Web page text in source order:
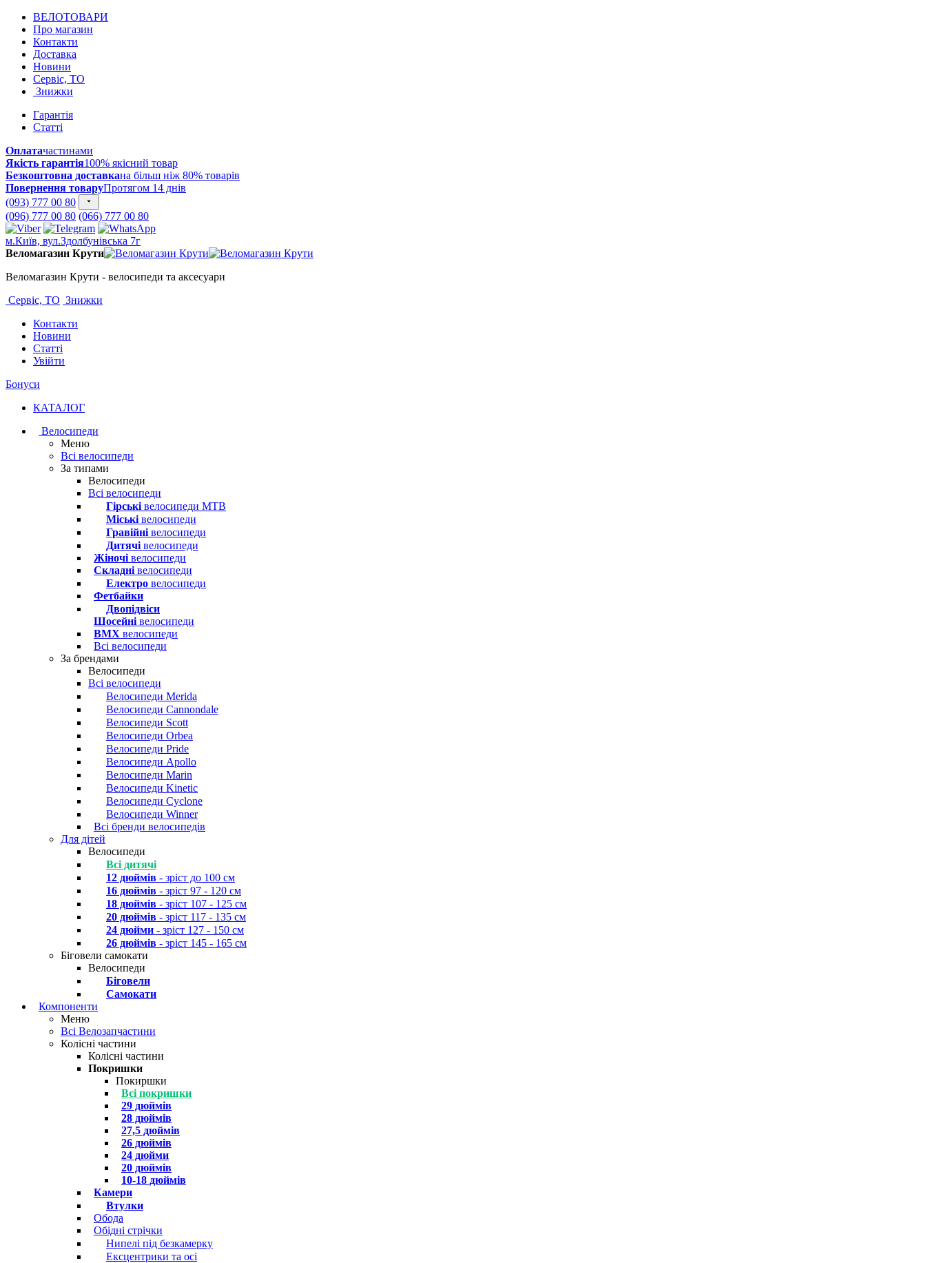
ВЕЛОТОВАРИ
Про магазин
Контакти
Доставка
Новини
Сервіс, ТО
Знижки
Гарантія
Статті
Оплатачастинами
Якість гарантія100% якісний товар
Безкоштовна доставкана більш ніж 80% товарів
Повернення товаруПротягом 14 днів
(093) 777 00 80
(096) 777 00 80 (066) 777 00 80
м.Київ, вул.Здолбунівська 7г
Веломагазин Крути
Веломагазин Крути - велосипеди та аксесуари
Сервіс, ТО Знижки
Контакти
Новини
Статті
Увійти
Бонуси
КАТАЛОГ
Велосипеди
Меню
Всі велосипеди
За типами
Велосипеди
Всі велосипеди
Гірські велосипеди MTB
Міські велосипеди
Гравійні велосипеди
Дитячі велосипеди
Жіночі велосипеди
Складні велосипеди
Електро велосипеди
Фетбайки
Двопідвіси
Шосейні велосипеди
BMX велосипеди
Всі велосипеди
За брендами
Велосипеди
Всі велосипеди
Велосипеди Merida
Велосипеди Cannondale
Велосипеди Scott
Велосипеди Orbea
Велосипеди Pride
Велосипеди Apollo
Велосипеди Marin
Велосипеди Kinetic
Велосипеди Cyclone
Велосипеди Winner
Всі бренди велосипедів
Для дітей
Велосипеди
Всі дитячі
12 дюймів - зріст до 100 см
16 дюймів - зріст 97 - 120 см
18 дюймів - зріст 107 - 125 см
20 дюймів - зріст 117 - 135 см
24 дюйми - зріст 127 - 150 см
26 дюймів - зріст 145 - 165 см
Біговели самокати
Велосипеди
Біговели
Самокати
Компоненти
Меню
Всі Велозапчастини
Колісні частини
Колісні частини
Покришки
Покиршки
Всі покришки
29 дюймів
28 дюймів
27,5 дюймів
26 дюймів
24 дюйми
20 дюймів
10-18 дюймів
Камери
Втулки
Обода
Обідні стрічки
Нипелі під безкамерку
Ексцентрики та осі